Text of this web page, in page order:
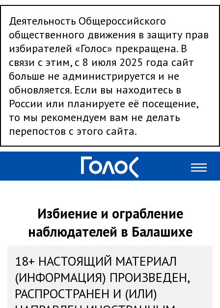
Деятельность Общероссийского
общественного движения в защиту прав
избирателей «Голос» прекращена. В
связи с этим, с 8 июля 2025 года сайт
больше не администрируется и не
обновляется. Если вы находитесь в
России или планируете её посещение,
то мы рекомендуем вам не делать
перепостов с этого сайта.
Избиение и ограбление
наблюдателей в Балашихе
18+ НАСТОЯЩИЙ МАТЕРИАЛ
(ИНФОРМАЦИЯ) ПРОИЗВЕДЕН,
РАСПРОСТРАНЕН И (ИЛИ)